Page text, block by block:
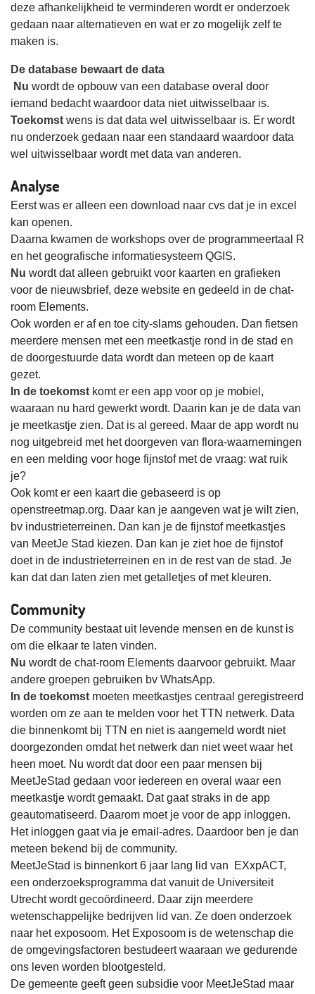
deze afhankelijkheid te verminderen wordt er onderzoek
gedaan naar alternatieven en wat er zo mogelijk zelf te
maken is.
De database bewaart de data
Nu wordt de opbouw van een database overal door
iemand bedacht waardoor data niet uitwisselbaar is.
Toekomst wens is dat data wel uitwisselbaar is. Er wordt
nu onderzoek gedaan naar een standaard waardoor data
wel uitwisselbaar wordt met data van anderen.
Analyse
Eerst was er alleen een download naar cvs dat je in excel
kan openen.
Daarna kwamen de workshops over de programmeertaal R
en het geografische informatiesysteem QGIS.
Nu wordt dat alleen gebruikt voor kaarten en grafieken
voor de nieuwsbrief, deze website en gedeeld in de chat-
room Elements.
Ook worden er af en toe city-slams gehouden. Dan fietsen
meerdere mensen met een meetkastje rond in de stad en
de doorgestuurde data wordt dan meteen op de kaart
gezet.
In de toekomst komt er een app voor op je mobiel,
waaraan nu hard gewerkt wordt. Daarin kan je de data van
je meetkastje zien. Dat is al gereed. Maar de app wordt nu
nog uitgebreid met het doorgeven van flora-waarnemingen
en een melding voor hoge fijnstof met de vraag: wat ruik
je?
Ook komt er een kaart die gebaseerd is op
openstreetmap.org. Daar kan je aangeven wat je wilt zien,
bv industrieterreinen. Dan kan je de fijnstof meetkastjes
van MeetJe Stad kiezen. Dan kan je ziet hoe de fijnstof
doet in de industrieterreinen en in de rest van de stad. Je
kan dat dan laten zien met getalletjes of met kleuren.
Community
De community bestaat uit levende mensen en de kunst is
om die elkaar te laten vinden.
Nu wordt de chat-room Elements daarvoor gebruikt. Maar
andere groepen gebruiken bv WhatsApp.
In de toekomst moeten meetkastjes centraal geregistreerd
worden om ze aan te melden voor het TTN netwerk. Data
die binnenkomt bij TTN en niet is aangemeld wordt niet
doorgezonden omdat het netwerk dan niet weet waar het
heen moet. Nu wordt dat door een paar mensen bij
MeetJeStad gedaan voor iedereen en overal waar een
meetkastje wordt gemaakt. Dat gaat straks in de app
geautomatiseerd. Daarom moet je voor de app inloggen.
Het inloggen gaat via je email-adres. Daardoor ben je dan
meteen bekend bij de community.
MeetJeStad is binnenkort 6 jaar lang lid van
EXxpACT,
een onderzoeksprogramma dat vanuit de Universiteit
Utrecht wordt gecoördineerd. Daar zijn meerdere
wetenschappelijke bedrijven lid van. Ze doen onderzoek
naar het exposoom. Het Exposoom is de wetenschap die
de omgevingsfactoren bestudeert waaraan we gedurende
ons leven worden blootgesteld.
De gemeente geeft geen subsidie voor MeetJeStad maar